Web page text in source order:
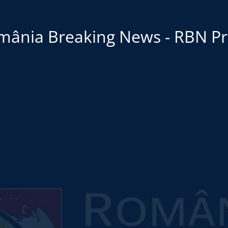
Breaking News - RBN